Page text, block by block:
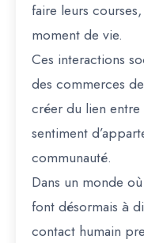
faire leurs
moment de vie.
Ces interactions
des commerces
créer du lien
sentiment
communauté.
Dans un monde
font désormais à
contact humain